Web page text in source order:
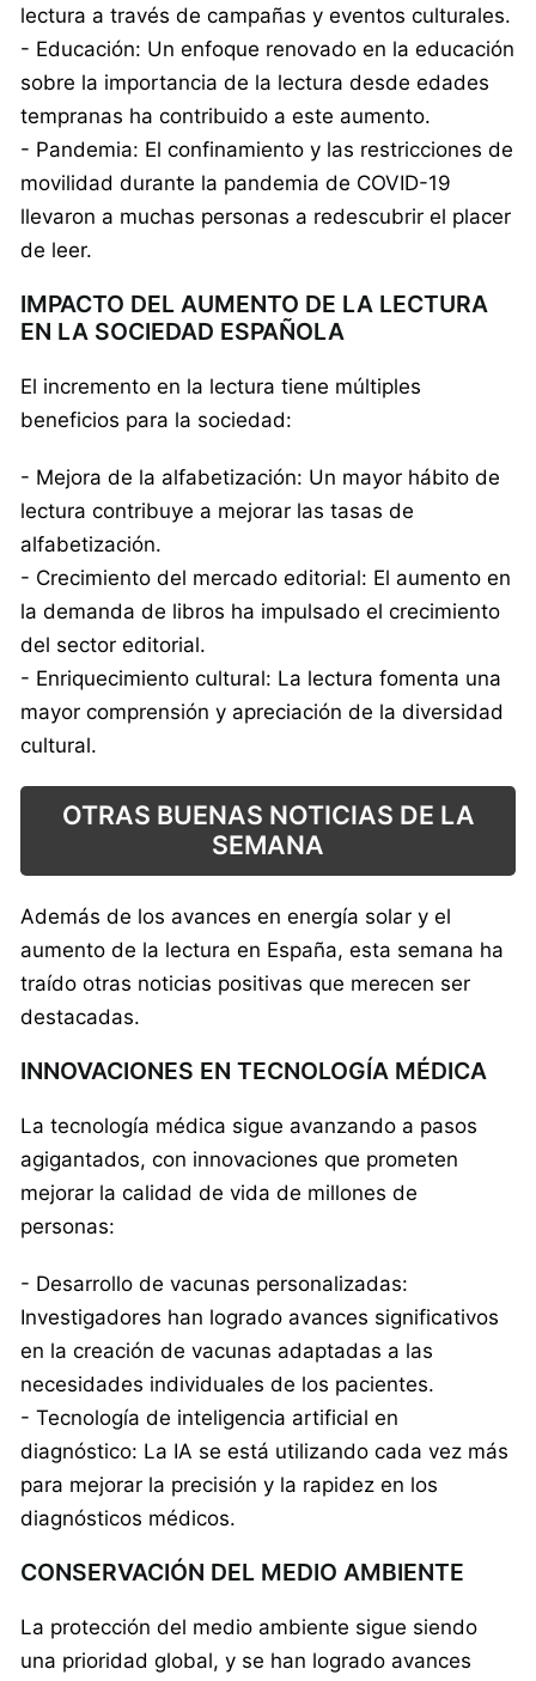
lectura a través de campañas y eventos culturales.
- Educación: Un enfoque renovado en la educación
sobre la importancia de la lectura desde edades
tempranas ha contribuido a este aumento.
- Pandemia: El confinamiento y las restricciones de
movilidad durante la pandemia de COVID-19
llevaron a muchas personas a redescubrir el placer
de leer.
IMPACTO DEL AUMENTO DE LA LECTURA
EN LA SOCIEDAD ESPAÑOLA
El incremento en la lectura tiene múltiples
beneficios para la sociedad:
- Mejora de la alfabetización: Un mayor hábito de
lectura contribuye a mejorar las tasas de
alfabetización.
- Crecimiento del mercado editorial: El aumento en
la demanda de libros ha impulsado el crecimiento
del sector editorial.
- Enriquecimiento cultural: La lectura fomenta una
mayor comprensión y apreciación de la diversidad
cultural.
OTRAS BUENAS NOTICIAS DE LA
SEMANA
Además de los avances en energía solar y el
aumento de la lectura en España, esta semana ha
traído otras noticias positivas que merecen ser
destacadas.
INNOVACIONES EN TECNOLOGÍA MÉDICA
La tecnología médica sigue avanzando a pasos
agigantados, con innovaciones que prometen
mejorar la calidad de vida de millones de
personas:
- Desarrollo de vacunas personalizadas:
Investigadores han logrado avances significativos
en la creación de vacunas adaptadas a las
necesidades individuales de los pacientes.
- Tecnología de inteligencia artificial en
diagnóstico: La IA se está utilizando cada vez más
para mejorar la precisión y la rapidez en los
diagnósticos médicos.
CONSERVACIÓN DEL MEDIO AMBIENTE
La protección del medio ambiente sigue siendo
una prioridad global, y se han logrado avances